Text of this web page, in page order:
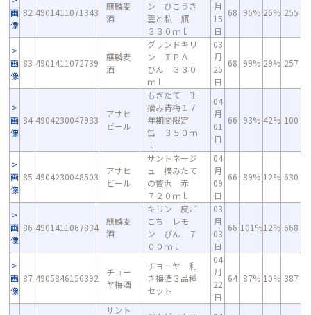
画
像
82 4901411071343
麒麟麦
酒
ン ひこうき
雲と私 瓶
３３０ｍｌ
月
15
日
68 96% 26% 255
画
像
83 4901411072739
麒麟麦
酒
グランドキリ
ン ＩＰＡ
びん ３３０
ｍｌ
03
月
25
日
68 99% 29% 257
画
像
84 4904230047933
アサヒ
ビール
もぎたて 手
摘み青梅１７
年期間限定
缶 ３５０ｍ
ｌ
04
月
01
日
66 93% 42% 100
画
像
85 4904230048503
アサヒ
ビール
サントネージ
ュ 摘みたて
の贅沢 赤
７２０ｍｌ
04
月
09
日
66 89% 12% 630
画
像
86 4901411067834
麒麟麦
酒
キリン 皮ご
こち レモ
ン びん ７
００ｍｌ
03
月
03
日
66 101%12% 668
画
像
87 4905846156392
チョー
ヤ梅酒
チョーヤ 利
き梅酒３品種
セット
04
月
22
日
64 87% 10% 387
サント